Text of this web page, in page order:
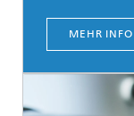
MEHR INFO